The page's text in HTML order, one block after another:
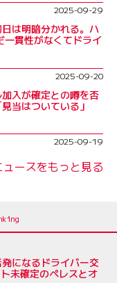
2025-09-29
は明暗分かれる。ハ
貫性がなくてドライ
2025-09-20
入が確定との噂を否
当はついている」
2025-09-19
ュースをもっと見る
になるドライバー交
未確定のペレスとオ